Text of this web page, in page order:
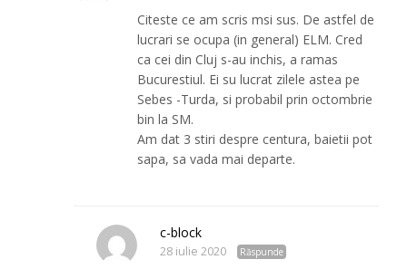
Citeste ce am scris msi sus. De astfel de
lucrari se ocupa (in general) ELM. Cred
ca cei din Cluj s-au inchis, a ramas
Bucurestiul. Ei su lucrat zilele astea pe
Sebes -Turda, si probabil prin octombrie
bin la SM.
Am dat 3 stiri despre centura, baietii pot
sapa, sa vada mai departe.
c-block
28 iulie 2020 Răspunde